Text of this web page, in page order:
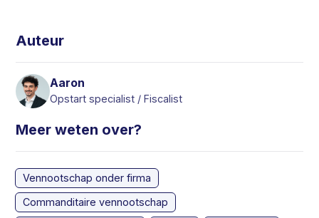
Auteur
Aaron
Opstart specialist / Fiscalist
Meer weten over?
Vennootschap onder firma
Commanditaire vennootschap